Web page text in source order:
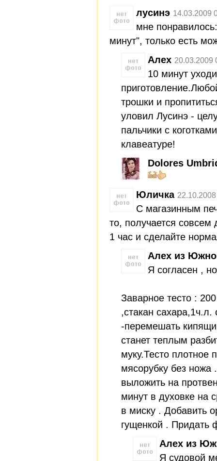
лусинэ 14.03.2009
мне
минут", только есть
Алех 20.03.2009
10 минут
трошки и
уловил Лусинэ -
пальчики с
клавеатуре!
Dolores
Юличка
С магазинным
то, получается совсем
1 час и сделайте
Алех из
Я согласен ,
Заварное тесто : 200
,стакан
-перемешать
станет теплым
муку.Тесто плотное
мясорубку без
выложить на
минут в духовке на
в миску . Добавить
гущенкой . Придать
Алех из
Я судовой